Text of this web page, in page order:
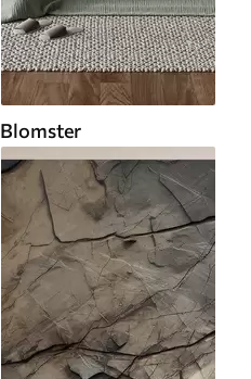
Blomster